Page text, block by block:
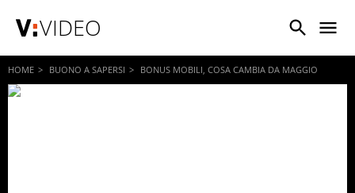
VIDEO
HOME BUONO A SAPERSI BONUS MOBILI, COSA CAMBIA DA MAGGIO